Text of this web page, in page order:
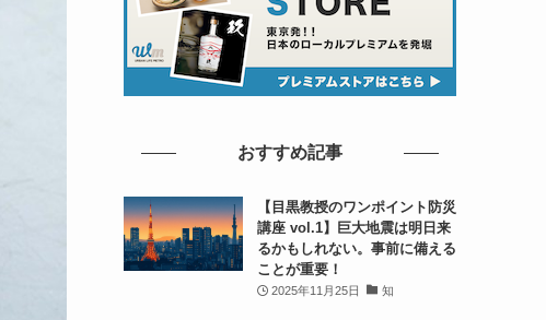
おすすめ記事
【目黒教授のワンポイント防災
講座 vol.1】巨大地震は明日来
るかもしれない。事前に備える
ことが重要！
2025年11月25日 知